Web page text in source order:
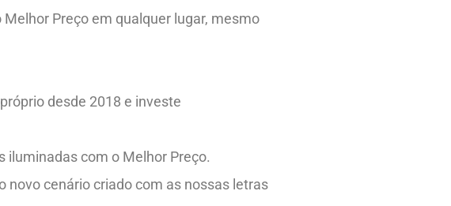
Preço em qualquer lugar, mesmo
desde 2018 e investe
iluminadas com o Melhor Preço.
novo cenário criado com as nossas letras